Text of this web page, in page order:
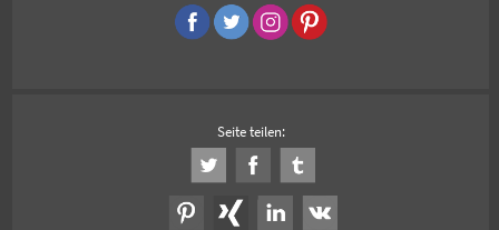
Seite teilen: